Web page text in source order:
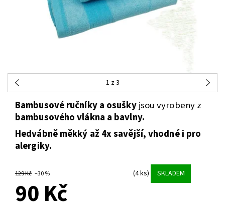
1 z 3
Bambusové ručníky a osuškyjsou vyrobeny z
bambusového vlákna a bavlny.
Hedvábně měkký až 4x savější, vhodné i pro
alergiky.
129 Kč –30 % (4 ks) SKLADEM
90 Kč